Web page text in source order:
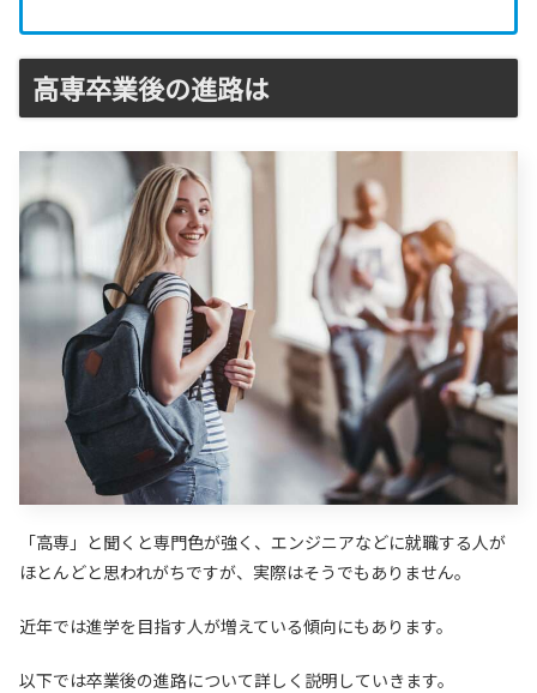
高専卒業後の進路は
「高専」と聞くと専門色が強く、エンジニアなどに就職する人が
ほとんどと思われがちですが、実際はそうでもありません。
近年では進学を目指す人が増えている傾向にもあります。
以下では卒業後の進路について詳しく説明していきます。